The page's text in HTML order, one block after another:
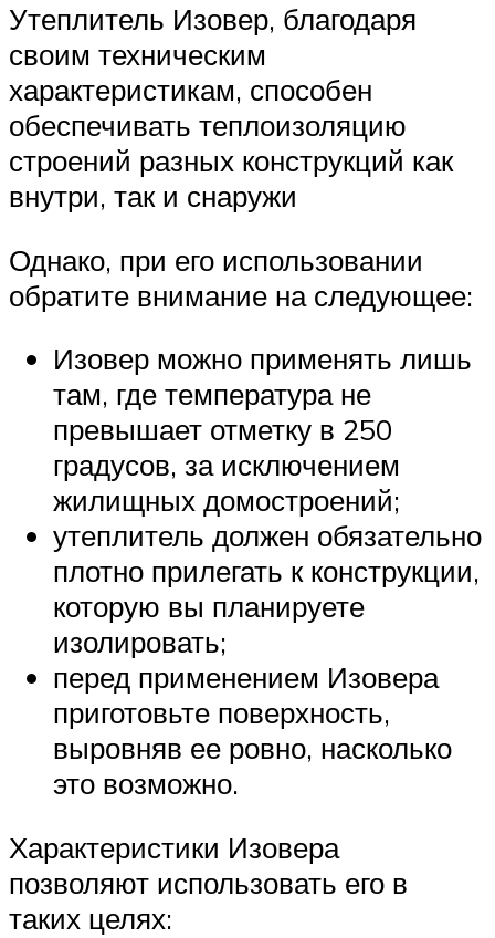
Утеплитель Изовер, благодаря
своим техническим
характеристикам, способен
обеспечивать теплоизоляцию
строений разных конструкций как
внутри, так и снаружи
Однако, при его использовании
обратите внимание на следующее:
Изовер можно применять лишь
там, где температура не
превышает отметку в 250
градусов, за исключением
жилищных домостроений;
утеплитель должен обязательно
плотно прилегать к конструкции,
которую вы планируете
изолировать;
перед применением Изовера
приготовьте поверхность,
выровняв ее ровно, насколько
это возможно.
Характеристики Изовера
позволяют использовать его в
таких целях: